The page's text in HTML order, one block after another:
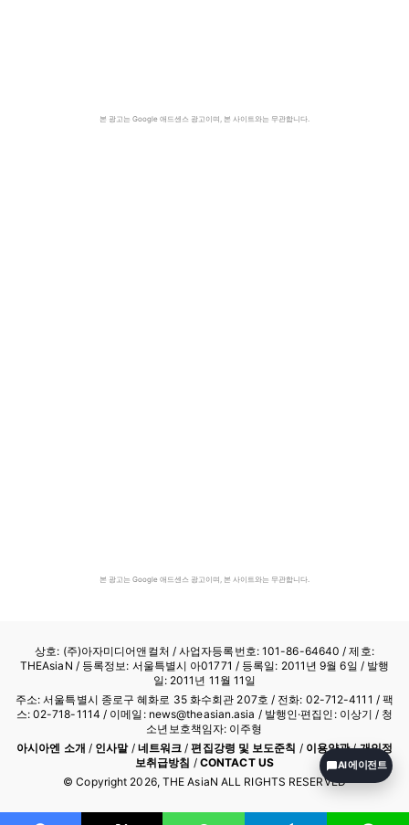
본 광고는 Google 애드센스 광고이며, 본 사이트와는 무관합니다.
본 광고는 Google 애드센스 광고이며, 본 사이트와는 무관합니다.
상호: (주)아자미디어앤컬처 /사업자등록번호: 101-86-64640 / 제호:
THEAsiaN / 등록정보: 서울특별시 아01771 / 등록일: 2011년 9월 6일 / 발행
일: 2011년 11월 11일
주소: 서울특별시 종로구 혜화로 35 화수회관 207호 / 전화: 02-712-4111 / 팩
스: 02-718-1114 / 이메일: news@theasian.asia / 발행인·편집인: 이상기 / 청
소년보호책임자: 이주형
아시아엔 소개 / 인사말/ 네트워크 /편집강령 및 보도준칙 / 이용약관/개인정
보취급방침 / CONTACT US
© Copyright 2026, THE AsiaN ALL RIGHTS RESERVED
AI 에이전트